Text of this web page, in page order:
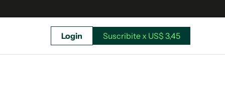
Login Suscribite x US$ 3,45